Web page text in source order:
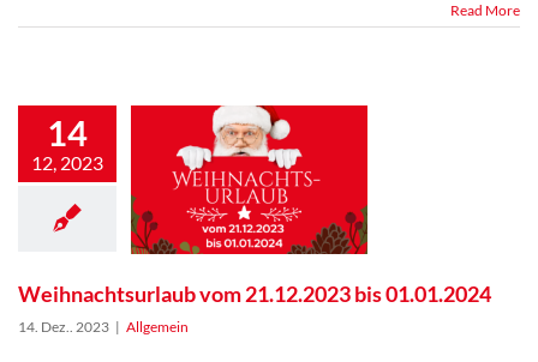
Read More
14
12, 2023
vom 21.12.2023 bis
Weihnachtsurlaub vom 21.12.2023 bis 01.01.2024
14. Dez.. 2023 | Allgemein